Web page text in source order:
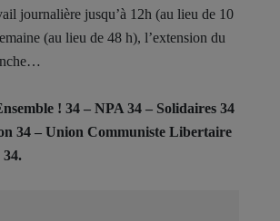
journalière jusqu’à 12h (au lieu de 10
(au lieu de 48 h), l’extension du
! 34 – NPA 34 – Solidaires 34
34 – Union Communiste Libertaire